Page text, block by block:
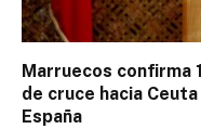
Marruecos confirma
de cruce hacia
España